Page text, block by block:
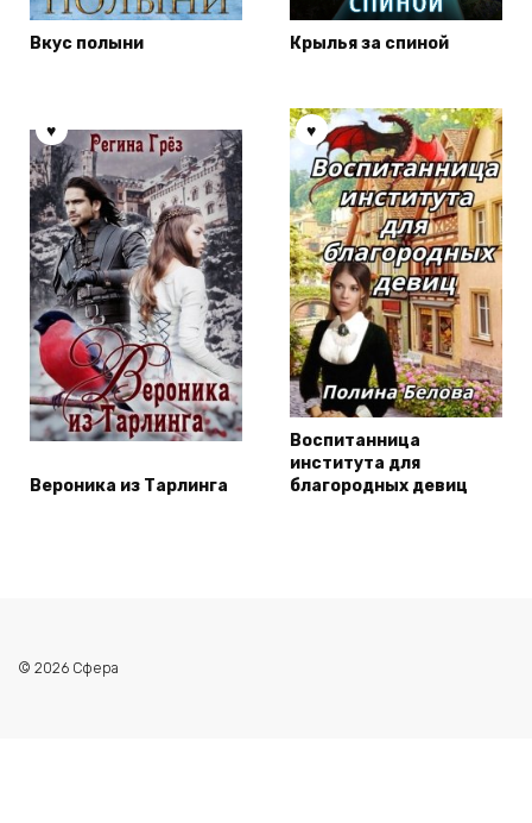
Вкус полыни Крылья за спиной
Вероника из Тарлинга
Воспитанница
института для
благородных девиц
© 2026 Сфера